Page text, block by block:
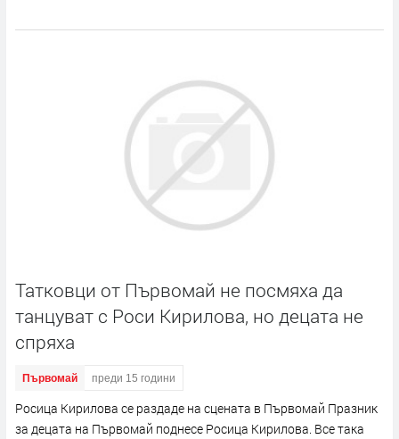
Татковци от Първомай не посмяха да
танцуват с Роси Кирилова, но децата не
спряха
Първомай преди 15 години
Росица Кирилова се раздаде на сцената в Първомай Празник
за децата на Първомай поднесе Росица Кирилова. Все така